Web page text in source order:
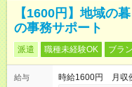
【1600円】地域の
の事務サポート
派遣 職種未経験OK ブラ
給与
時給1600円 月収